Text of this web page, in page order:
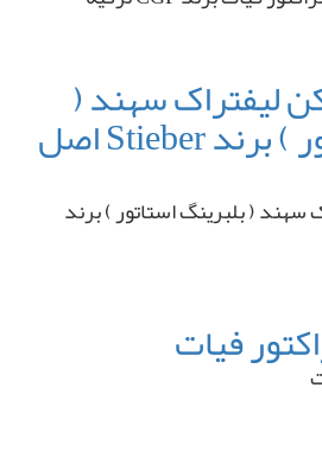
لیفتراک سهند (
بلبرینگ استاتور ) برند Stieber اصل
( بلبرینگ استاتور ) برند
فیات